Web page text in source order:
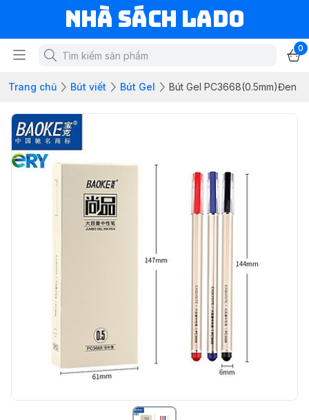
NHÀ SÁCH LADO
0
Trang chủ Bút viết Bút Gel Bút Gel PC3668(0.5mm)Đen